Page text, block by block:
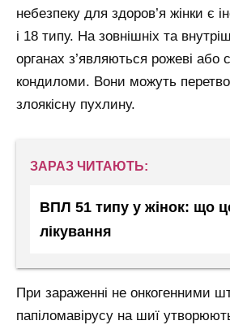
небезпеку для здоров’я жінки є
і 18 типу. На зовнішніх та
органах з’являються рожеві або
кондиломи. Вони можуть
злоякісну пухлину.
ЗАРАЗ ЧИТАЮТЬ:
ВПЛ 51 типу у жінок: що
лікування
При зараженні не онкогенними
папіломавірусу на шиї